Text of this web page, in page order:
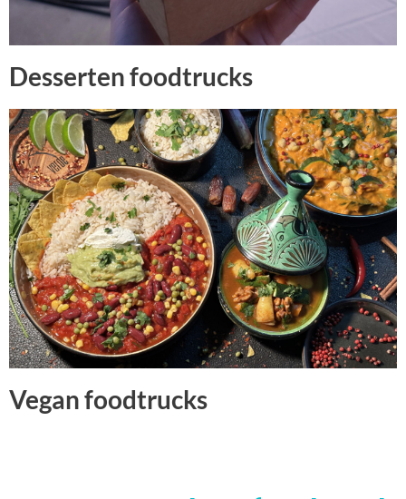
Desserten foodtrucks
Vegan foodtrucks